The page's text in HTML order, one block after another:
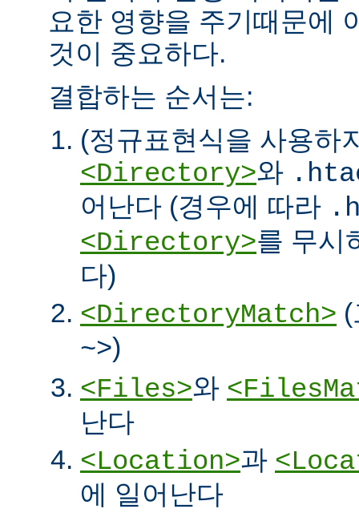
요한 영향을 주기때문에
것이 중요하다.
결합하는 순서는:
(정규표현식을 사용하
<Directory>와
어난다 (경우에 따라
<Directory>를 무시
다)
<DirectoryMatch>
~>)
<Files>와
난다
<Location>과
에 일어난다